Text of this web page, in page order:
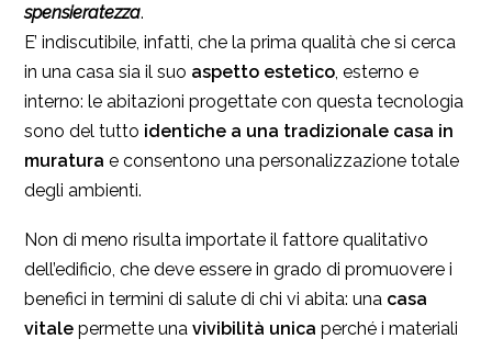
spensieratezza.
E’ indiscutibile, infatti, che la prima qualità che si cerca
in una casa sia il suo aspetto estetico, esterno e
interno: le abitazioni progettate con questa tecnologia
sono del tutto identiche a una tradizionale casa in
muratura e consentono una personalizzazione totale
degli ambienti.
Non di meno risulta importate il fattore qualitativo
dell’edificio, che deve essere in grado di promuovere i
benefici in termini di salute di chi vi abita: una casa
vitale permette una vivibilità unica perché i materiali